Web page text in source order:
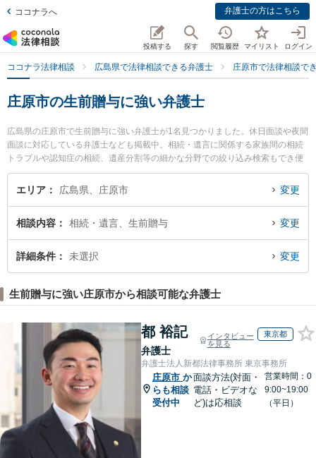
ココナラへ 弁護士の方はこちら
投稿する 探す 閲覧履歴 マイリスト ログイン
ココナラ法律相談 広島県で法律相談できる弁護士 庄原市で法律相談で
庄原市の生前贈与に強い弁護士
広島県の庄原市で生前贈与に強い弁護士が1名見つかりました。休日面談や夜間
面談に対応している弁護士なども掲載中。相続・遺言に関係する家族間の相続
トラブルや認知症の相続、遺産分割等の細かな分野での絞り込み検索もでき便
利です。特に三浦益隆法律事務所の三浦 益隆弁護士のプロフィール情報や弁護
士費用、強みなどが注目されています。『庄原市で土日や夜間に発生した生前
できる庄原市内の弁護士に相談予約したい』などでお困りの相談者さんにおす
すめです。
エリア 広島県、庄原市 変更
相談内容 相続・遺言、生前贈与 変更
詳細条件 未選択 変更
生前贈与に強い庄原市から相談可能な弁護士
都 裕記
弁護士
インタビュー
を見る
東京都
弁護士法人新都法律事務所 東京事務所
庄原市 か
らも相談
受付中
面談方法(対面・
電話・ビデオな
ど)は応相談
営業時間：0
9:00~19:00
（平日）